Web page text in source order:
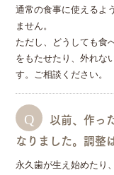
通常の食事に使えるよ
ません。
ただし、どうしても食
をもたせたり、外れな
す。ご相談ください。
以前、作っ
なりました。調整
永久歯が生え始めたり